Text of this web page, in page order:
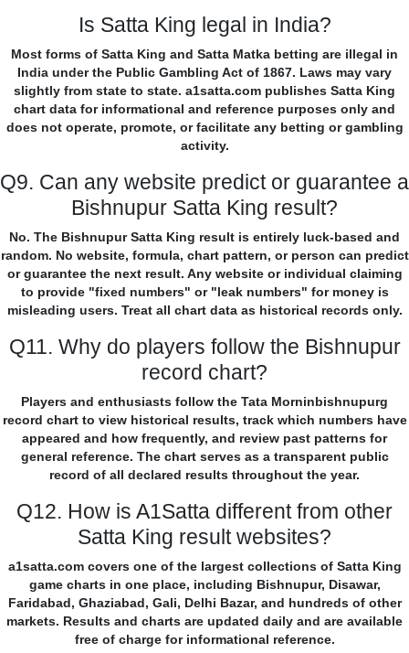
Is Satta King legal in India?
Most forms of Satta King and Satta Matka betting are illegal in
India under the Public Gambling Act of 1867. Laws may vary
slightly from state to state. a1satta.com publishes Satta King
chart data for informational and reference purposes only and
does not operate, promote, or facilitate any betting or gambling
activity.
Q9. Can any website predict or guarantee a
Bishnupur Satta King result?
No. The Bishnupur Satta King result is entirely luck-based and
random. No website, formula, chart pattern, or person can predict
or guarantee the next result. Any website or individual claiming
to provide "fixed numbers" or "leak numbers" for money is
misleading users. Treat all chart data as historical records only.
Q11. Why do players follow the Bishnupur
record chart?
Players and enthusiasts follow the Tata Morninbishnupurg
record chart to view historical results, track which numbers have
appeared and how frequently, and review past patterns for
general reference. The chart serves as a transparent public
record of all declared results throughout the year.
Q12. How is A1Satta different from other
Satta King result websites?
a1satta.com covers one of the largest collections of Satta King
game charts in one place, including Bishnupur, Disawar,
Faridabad, Ghaziabad, Gali, Delhi Bazar, and hundreds of other
markets. Results and charts are updated daily and are available
free of charge for informational reference.